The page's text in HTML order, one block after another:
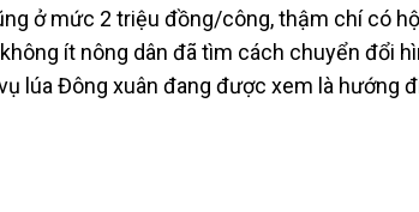
ở mức 2 triệu đồng/công, thậm chí có
ít nông dân đã tìm cách chuyển đổi
lúa Đông xuân đang được xem là hướng